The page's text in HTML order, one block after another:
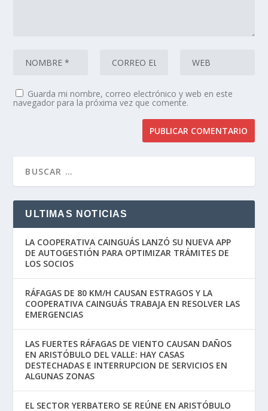
Guarda mi nombre, correo electrónico y web en este
navegador para la próxima vez que comente.
ULTIMAS NOTICIAS
LA COOPERATIVA CAINGUÁS LANZÓ SU NUEVA APP
DE AUTOGESTIÓN PARA OPTIMIZAR TRÁMITES DE
LOS SOCIOS
RÁFAGAS DE 80 KM/H CAUSAN ESTRAGOS Y LA
COOPERATIVA CAINGUÁS TRABAJA EN RESOLVER LAS
EMERGENCIAS
LAS FUERTES RÁFAGAS DE VIENTO CAUSAN DAÑOS
EN ARISTÓBULO DEL VALLE: HAY CASAS
DESTECHADAS E INTERRUPCION DE SERVICIOS EN
ALGUNAS ZONAS
EL SECTOR YERBATERO SE REÚNE EN ARISTÓBULO